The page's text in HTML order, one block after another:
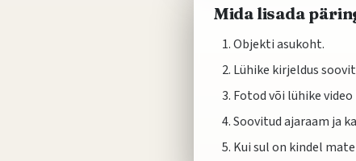
Mida lisada
Objekti asukoht.
Lühike kirjeldus
Fotod või lühike
Soovitud ajaraam ja
Kui sul on kindel